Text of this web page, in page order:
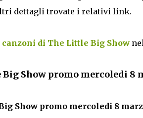
dettagli trovate i relativi link.
di The Little Big Show
Show promo mercoledi 8
Show promo mercoledi 8